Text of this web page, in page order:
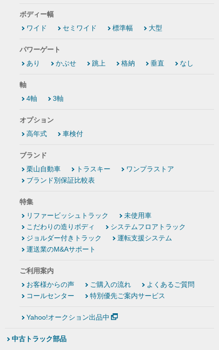
ボディー幅
ワイド
セミワイド 標準幅 大型
パワーゲート
あり
かぶせ 跳上 格納 垂直 なし
軸
4軸
3軸
オプション
高年式
車検付
ブランド
栗山自動車
トラスキー
ワンプラストア
ブランド別保証比較表
特集
リファービッシュトラック
未使用車
こだわりの造りボディ
システムフロアトラック
ジョルダー付きトラック
運転支援システム
運送業のM&Aサポート
ご利用案内
お客様からの声
ご購入の流れ
よくあるご質問
コールセンター
特別優先ご案内サービス
Yahoo!オークション出品中
中古トラック部品